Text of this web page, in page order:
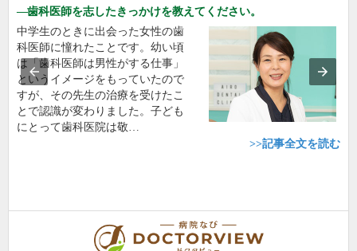
歯科医師を志したきっかけを教えてください。
中学生のときに出会った女性の歯
科医師に憧れたことです。幼い頃
は「歯科医師は男性がする仕事」
というイメージをもっていたので
すが、その先生の治療を受けたこ
とで認識が変わりました。子ども
にとって歯科医院は敬…
>>記事全文を読む